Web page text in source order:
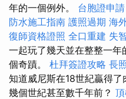
年的一個例外。 台胞證申請
防水施工指南 護照過期 海
復師資格證照 全口重建 失
一起玩了幾天並在整整一
個奇蹟。 杜拜簽證攻略 長
知道威尼斯在18世紀贏得
幾個世紀甚至數千年前？